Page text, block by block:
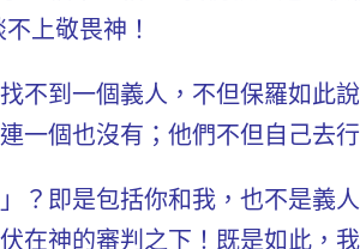
上敬畏神！
不到一個義人，不但保羅如此
一個也沒有 ；他們不但自己去
？即是包括你和我，也不是義人
在神的審判之下！既是如此，